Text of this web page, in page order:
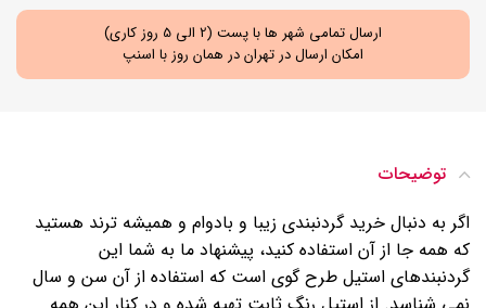
ارسال تمامی شهر ها با پست (2 الی 5 روز کاری)
امکان ارسال در تهران در همان روز با اسنپ
توضیحات
اگر به دنبال خرید گردنبندی زیبا و بادوام و همیشه ترند هستید
که همه جا از آن استفاده کنید، پیشنهاد ما به شما این
گردنبندهای استیل طرح گوی است که استفاده از آن سن و سال